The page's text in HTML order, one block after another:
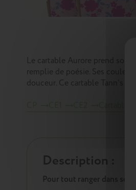
Le cartable Aurore prend son
remplie de poésie. Ses
douceur. Ce cartable Tann's
Description :
Pour tout ranger dans son